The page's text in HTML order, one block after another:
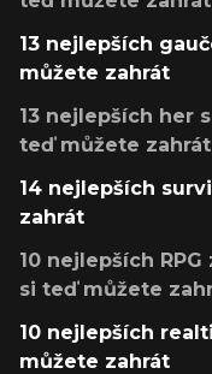
13 nejlepších
můžete zahrát
13 nejlepších her
teď můžete zahrát
14 nejlepších
zahrát
10 nejlepších
si teď můžete
10 nejlepších
můžete zahrát